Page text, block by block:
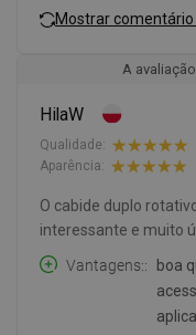
Mostrar comentário
A
HilaW
Qualidade:
Aparência:
O cabide duplo
interessante e muito
Vantagens:
boa